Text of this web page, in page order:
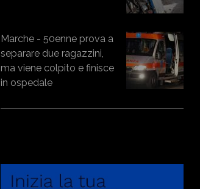
Marche - 50enne prova a
separare due ragazzini,
ma viene colpito e finisce
in ospedale